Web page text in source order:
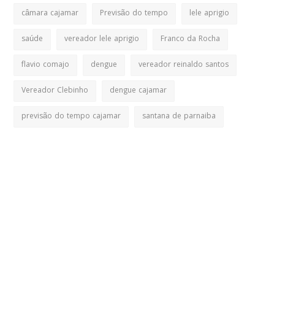
câmara cajamar
Previsão do tempo
lele aprigio
saúde
vereador lele aprigio
Franco da Rocha
flavio comajo
dengue
vereador reinaldo santos
Vereador Clebinho
dengue cajamar
previsão do tempo cajamar
santana de parnaiba